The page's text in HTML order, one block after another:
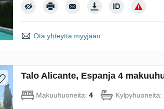
Ota yhteyttä myyjään
Talo Alicante, Espanja 4
Makuuhuoneita: 4 Kylpyhuoneita: